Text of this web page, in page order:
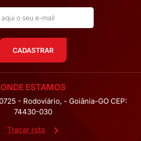
CADASTRAR
ONDE ESTAMOS
- Rodoviário, - Goiânia-GO CEP:
74430-030
Traçar rota